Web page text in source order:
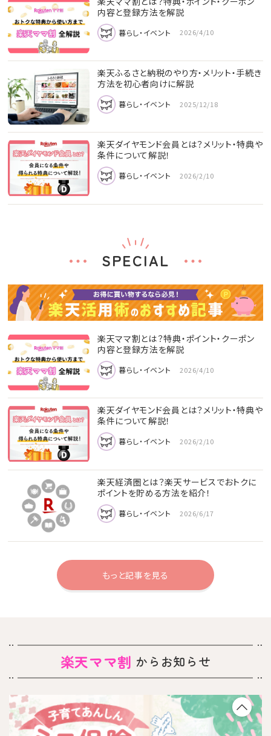
内容と登録方法を解説
暮らし・イベント 2026/4/10
楽天ふるさと納税のやり方・メリット・手続き
方法を初心者向けに解説
暮らし・イベント 2025/12/18
楽天ダイヤモンド会員とは？メリット・特典や
条件について解説！
暮らし・イベント 2026/2/10
SPECIAL
楽天ママ割とは？特典・ポイント・クーポン
内容と登録方法を解説
暮らし・イベント 2026/4/10
楽天ダイヤモンド会員とは？メリット・特典や
条件について解説！
暮らし・イベント 2026/2/10
楽天経済圏とは？楽天サービスでおトクに
ポイントを貯める方法を紹介！
暮らし・イベント 2026/6/17
もっと記事を見る
楽天ママ割 からお知らせ